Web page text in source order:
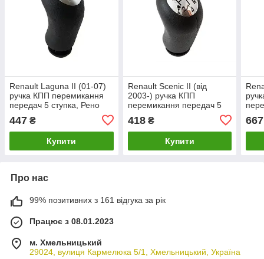
Renault Laguna II (01-07)
ручка КПП перемикання
передач 5 ступка, Рено
447 ₴
Купити
Renault Scenic II (від
2003-) ручка КПП
перемикання передач 5
418₴
Купити
667
Про нас
99% позитивних з 161 відгука за рік
Працює з 08.01.2023
м. Хмельницький
29024, вулиця Кармелюка 5/1, Хмельницький, Україна